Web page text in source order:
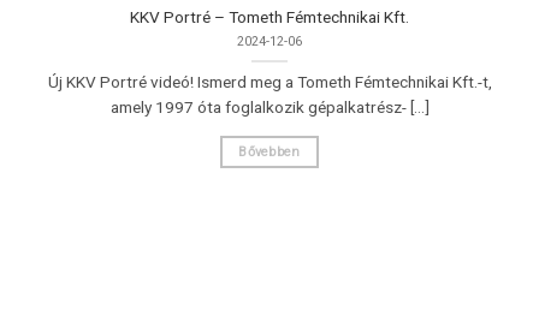
KKV Portré – Tometh Fémtechnikai Kft.
2024-12-06
Új KKV Portré videó! Ismerd meg a Tometh Fémtechnikai Kft.-t,
amely 1997 óta foglalkozik gépalkatrész- [...]
Bővebben